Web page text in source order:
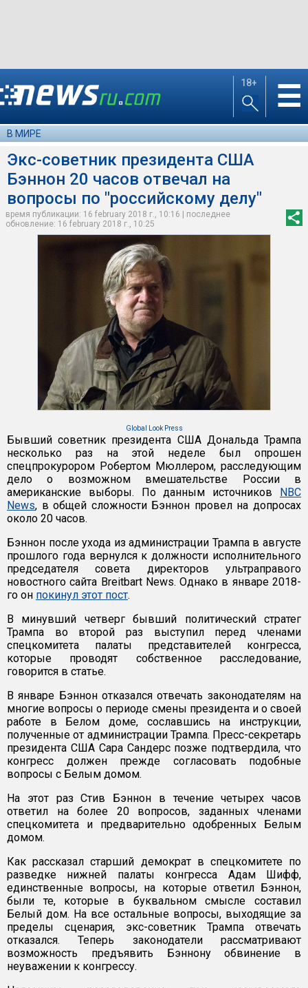
18+ ☰
В МИРЕ
Экс-советник президента США
Бэннон 20 часов отвечал на
вопросы по "российскому делу"
время публикации: 16 february 2018 г., 10:16 | последнее
обновление: 16 february 2018 г., 10:25
Global Look Press
Бывший советник президента США Дональда Трампа
несколько раз на этой неделе был опрошен
спецпрокурором Робертом Мюллером, расследующим
дело о возможном вмешательстве России в
американские выборы. По данным источников NBC
News, в общей сложности Бэннон провел на допросах
около 20 часов.
Бэннон после ухода из администрации Трампа в августе
прошлого года вернулся к должности исполнительного
председателя совета директоров ультраправого
новостного сайта Breitbart News. Однако в январе 2018-
го он покинул этот пост.
В минувший четверг бывший политический стратег
Трампа во второй раз выступил перед членами
спецкомитета палаты представителей конгресса,
которые проводят собственное расследование,
говорится в статье.
В январе Бэннон отказался отвечать законодателям на
многие вопросы о периоде смены президента и о своей
работе в Белом доме, сославшись на инструкции,
полученные от администрации Трампа. Пресс-секретарь
президента США Сара Сандерс позже подтвердила, что
конгресс должен прежде согласовать подобные
вопросы с Белым домом.
На этот раз Стив Бэннон в течение четырех часов
ответил на более 20 вопросов, заданных членами
спецкомитета и предварительно одобренных Белым
домом.
Как рассказал старший демократ в спецкомитете по
разведке нижней палаты конгресса Адам Шифф,
единственные вопросы, на которые ответил Бэннон,
были те, которые в буквальном смысле составил
Белый дом. На все остальные вопросы, выходящие за
пределы сценария, экс-советник Трампа отвечать
отказался. Теперь законодатели рассматривают
возможность предъявить Бэннону обвинение в
неуважении к конгрессу.